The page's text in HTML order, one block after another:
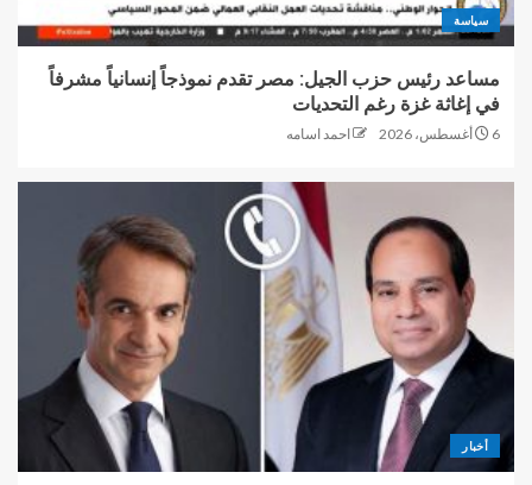
سياسة
مساعد رئيس حزب الجيل: مصر تقدم نموذجاً إنسانياً مشرفاً
في إغاثة غزة رغم التحديات
6 أغسطس، 2026 احمد اسامه
أخبار